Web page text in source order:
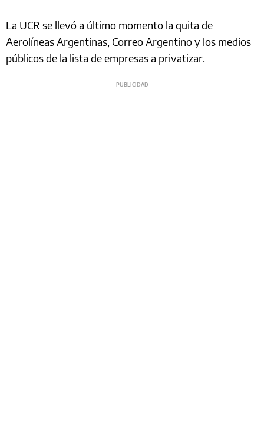
La UCR se llevó a último momento la quita de
Aerolíneas Argentinas, Correo Argentino y los medios
públicos de la lista de empresas a privatizar.